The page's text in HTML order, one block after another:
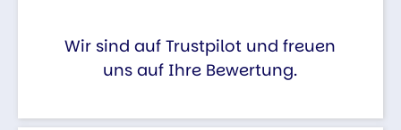
Wir sind auf Trustpilot und freuen
uns auf Ihre Bewertung.